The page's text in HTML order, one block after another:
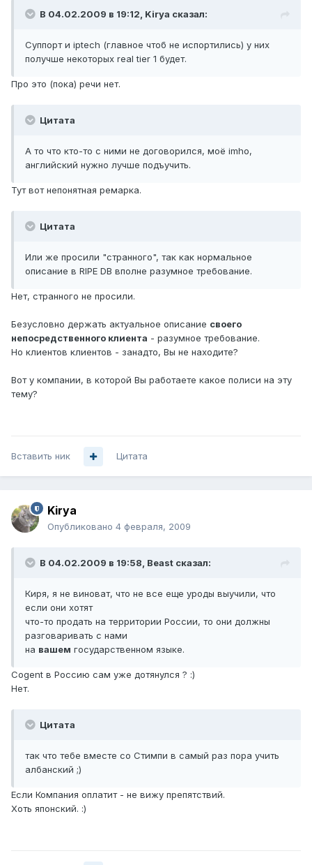
В 04.02.2009 в 19:12, Kirya сказал:
Суппорт и iptech (главное чтоб не испортились) у них
получше некоторых real tier 1 будет.
Про это (пока) речи нет.
Цитата
А то что кто-то с ними не договорился, моё imho,
английский нужно лучше подъучить.
Тут вот непонятная ремарка.
Цитата
Или же просили "странного", так как нормальное
описание в RIPE DB вполне разумное требование.
Нет, странного не просили.
Безусловно держать актуальное описание своего
непосредственного клиента - разумное требование.
Но клиентов клиентов - занадто, Вы не находите?
Вот у компании, в которой Вы работаете какое полиси на эту
тему?
Вставить ник Цитата
Kirya
Опубликовано 4 февраля, 2009
В 04.02.2009 в 19:58, Beast сказал:
Киря, я не виноват, что не все еще уроды выучили, что
если они хотят
что-то продать на территории России, то они должны
разговаривать с нами
на вашем государственном языке.
Cogent в Россию сам уже дотянулся ? :)
Нет.
Цитата
так что тебе вместе со Стимпи в самый раз пора учить
албанский ;)
Если Компания оплатит - не вижу препятствий.
Хоть японский. :)